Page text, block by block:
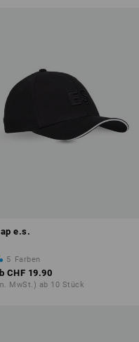
e.s.
5 Farben
CHF 19.90
MwSt.) ab 10 Stück